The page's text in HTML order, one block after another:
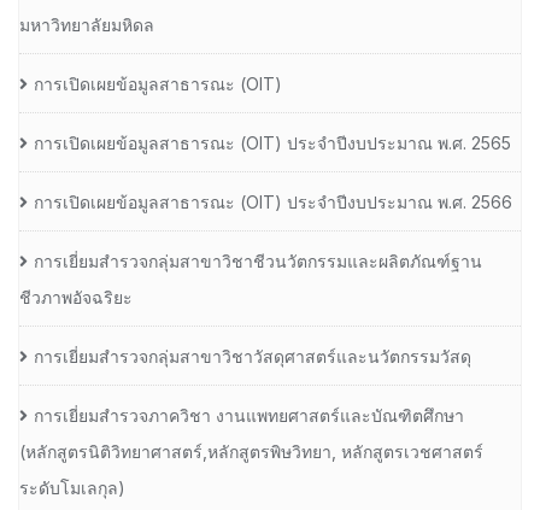
มหาวิทยาลัยมหิดล
การเปิดเผยข้อมูลสาธารณะ (OIT)
การเปิดเผยข้อมูลสาธารณะ (OIT) ประจำปีงบประมาณ พ.ศ. 2565
การเปิดเผยข้อมูลสาธารณะ (OIT) ประจำปีงบประมาณ พ.ศ. 2566
การเยี่ยมสำรวจกลุ่มสาขาวิชาชีวนวัตกรรมและผลิตภัณฑ์ฐาน
ชีวภาพอัจฉริยะ
การเยี่ยมสำรวจกลุ่มสาขาวิชาวัสดุศาสตร์และนวัตกรรมวัสดุ
การเยี่ยมสำรวจภาควิชา งานแพทยศาสตร์และบัณฑิตศึกษา
(หลักสูตรนิติวิทยาศาสตร์,หลักสูตรพิษวิทยา, หลักสูตรเวชศาสตร์
ระดับโมเลกุล)